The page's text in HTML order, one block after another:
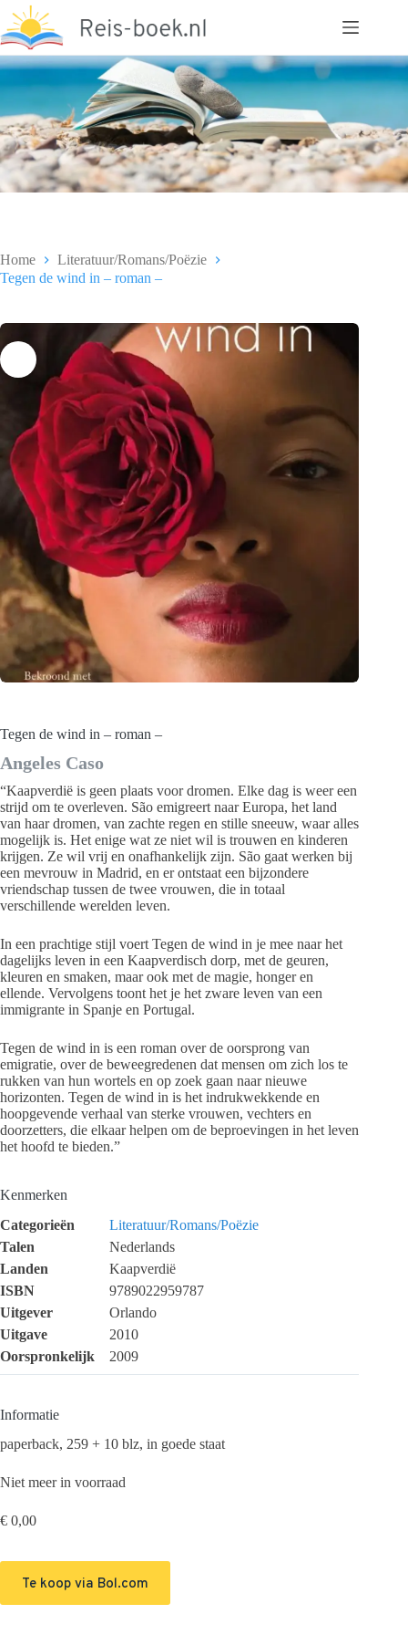
naar
de
inhoud
Home
Literatuur/Romans/Poëzie
Tegen de wind in – roman –
Tegen de wind in – roman –
Angeles Caso
“Kaapverdië is geen plaats voor dromen. Elke dag is weer een
strijd om te overleven. São emigreert naar Europa, het land
van haar dromen, van zachte regen en stille sneeuw, waar alles
mogelijk is. Het enige wat ze niet wil is trouwen en kinderen
krijgen. Ze wil vrij en onafhankelijk zijn. São gaat werken bij
een mevrouw in Madrid, en er ontstaat een bijzondere
vriendschap tussen de twee vrouwen, die in totaal
verschillende werelden leven.
In een prachtige stijl voert Tegen de wind in je mee naar het
dagelijks leven in een Kaapverdisch dorp, met de geuren,
kleuren en smaken, maar ook met de magie, honger en
ellende. Vervolgens toont het je het zware leven van een
immigrante in Spanje en Portugal.
Tegen de wind in is een roman over de oorsprong van
emigratie, over de beweegredenen dat mensen om zich los te
rukken van hun wortels en op zoek gaan naar nieuwe
horizonten. Tegen de wind in is het indrukwekkende en
hoopgevende verhaal van sterke vrouwen, vechters en
doorzetters, die elkaar helpen om de beproevingen in het leven
het hoofd te bieden.”
Kenmerken
Categorieën
Literatuur/Romans/Poëzie
Talen
Nederlands
Landen
Kaapverdië
ISBN
9789022959787
Uitgever
Orlando
Uitgave
2010
Oorspronkelijk
2009
Informatie
paperback, 259 + 10 blz, in goede staat
Niet meer in voorraad
€ 0,00
Te koop via Bol.com